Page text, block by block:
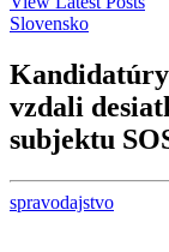
Slovensko
Kandidatúry
vzdali
subjektu
spravodajstvo